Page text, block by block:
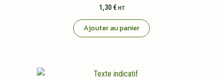
1,30 € HT
Ajouter au panier